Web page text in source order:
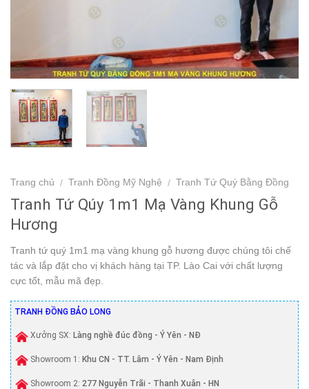
Trang chủ / Tranh Đồng Mỹ Nghệ / Tranh Tứ Quý Bằng Đồng
Tranh Tứ Qúy 1m1 Mạ Vàng Khung Gỗ
Hương
Tranh tứ quý 1m1 mạ vàng khung gỗ hương được chúng tôi chế
tác và lắp đặt cho vị khách hàng tại TP. Lào Cai với chất lượng
cực tốt, mẫu mã đẹp.
TRANH ĐỒNG BẢO LONG
Xưởng SX: Làng nghề đúc đồng - Ý Yên - NĐ
Showroom 1: Khu CN - TT. Lâm - Ý Yên - Nam Định
Showroom 2: 277 Nguyễn Trãi - Thanh Xuân - HN